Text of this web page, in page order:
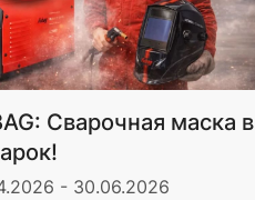
Сварочная маска в
- 30.06.2026